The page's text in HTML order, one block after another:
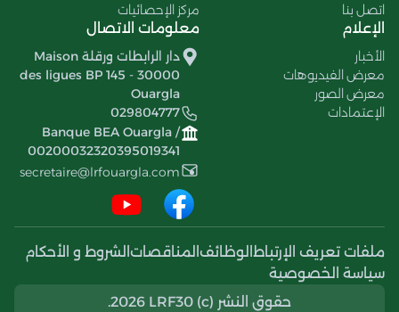
اتصل بنا
مركز الإحصائيات
الإعلام
الأخبار
معرض الفيديوهات
معرض الصور
الإعتمادات
معلومات الاتصال
دار الرابطات ورقلة Maison
des ligues BP 145 - 30000
Ouargla
029804777
Banque BEA Ouargla /
00200032320395019341
secretaire@lrfouargla.com
ملفات تعريف الإرتباط الوظائف المناقصات الشروط و الأحكام
سياسة الخصوصية
حقوق النشر (c) 2026 LRF30.